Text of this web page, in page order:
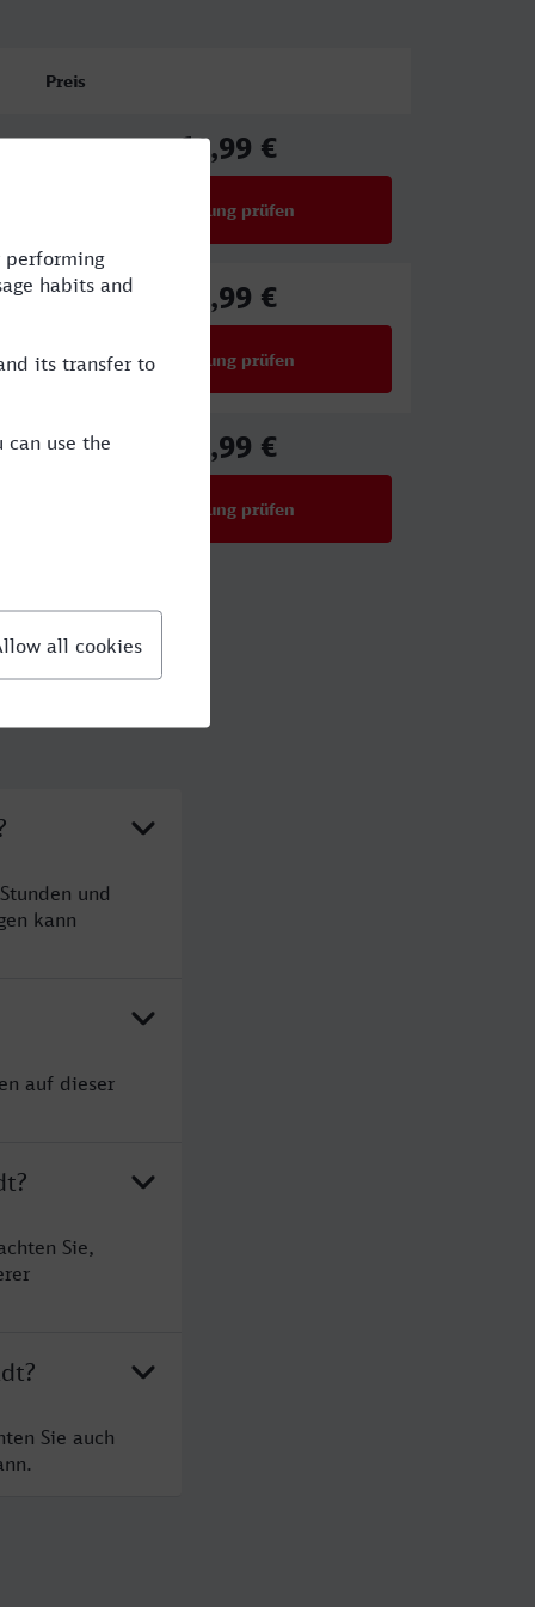
Preis
61,99 €
Verbindung prüfen
61,99 €
Verbindung prüfen
29,99 €
Verbindung prüfen
und
kann
auf dieser
Sie,
Sie auch